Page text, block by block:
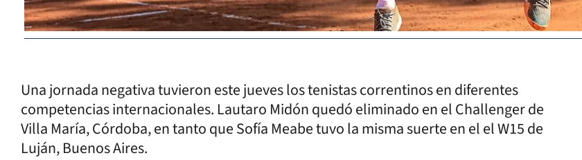
Una jornada negativa tuvieron este jueves los tenistas correntinos en diferentes
competencias internacionales. Lautaro Midón quedó eliminado en el Challenger de
Villa María, Córdoba, en tanto que Sofía Meabe tuvo la misma suerte en el el W15 de
Luján, Buenos Aires.